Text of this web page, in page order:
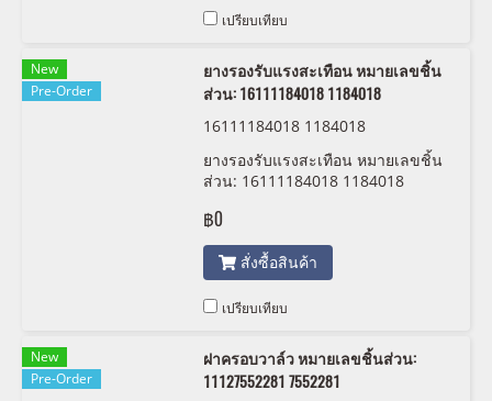
เปรียบเทียบ
New
Pre-Order
ยางรองรับแรงสะเทือน หมายเลขชิ้น
ส่วน: 16111184018 1184018
16111184018 1184018
ยางรองรับแรงสะเทือน หมายเลขชิ้น
ส่วน: 16111184018 1184018
฿0
สั่งซื้อสินค้า
เปรียบเทียบ
New
Pre-Order
ฝาครอบวาล์ว หมายเลขชิ้นส่วน:
11127552281 7552281